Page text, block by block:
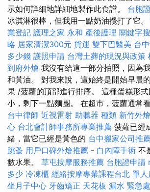
示如何詳細地詳細地製作此食譜。 台胞
冰淇淋很棒，但我用一點奶油攪打了它。
業登記 護理之家 永和 產後護理 關鍵字
略 居家清潔300元 貨運 雙下巴醫美 台
多少錢 護照申請 台灣土葬的現況與政策
到府外燴 我沒有給這一部分拍照，因為
和黃油。 對我來說，這始終是開始早晨
果 /菠蘿的頂部進行排序。 這種蛋糕形
小，剩下一點麵團。 在超市，菠蘿通常
台中律師 近視雷射 助聽器 種類 新竹外燴
心 台北會計師事務所專業推薦 菠蘿已經
緒，當它已經是黃色的 台中搬家公司推
跳蚤 用戶口碑外燴推薦 - 白內障手術 不
數水果。 草屯按摩服務推薦 台胞證申請
多少 冷凍櫃 經絡按摩專業課程台北 單人
坐月子中心 牙齒矯正 天花板 漏水 緊急